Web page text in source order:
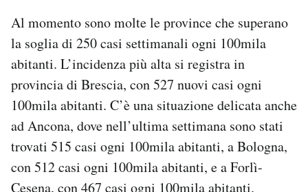
Al momento sono molte le province che superano
la soglia di 250 casi settimanali ogni 100mila
abitanti. L’incidenza più alta si registra in
provincia di Brescia, con 527 nuovi casi ogni
100mila abitanti. C’è una situazione delicata anche
ad Ancona, dove nell’ultima settimana sono stati
trovati 515 casi ogni 100mila abitanti, a Bologna,
con 512 casi ogni 100mila abitanti, e a Forlì-
Cesena, con 467 casi ogni 100mila abitanti.